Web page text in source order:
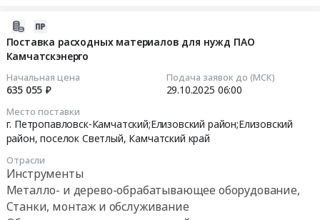
Поставка расходных материалов для нужд ПАО
Камчатскэнерго
Начальная цена
635 055 ₽
Подача заявок до (МСК)
29.10.2025 06:00
Место поставки
г. Петропавловск-Камчатский;Елизовский район;Елизовский
район, поселок Светлый, Камчатский край
Отрасли
Инструменты
Металло- и дерево-обрабатывающее оборудование,
Станки, монтаж и обслуживание